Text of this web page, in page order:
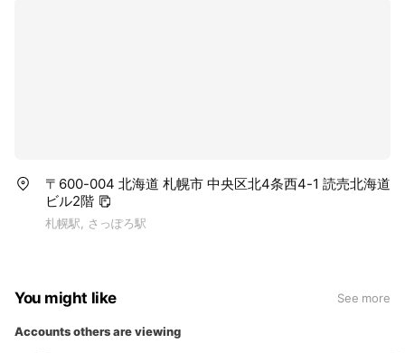
〒600-004 北海道 札幌市 中央区北4条西4-1 読売北海道
ビル2階
札幌駅, さっぽろ駅
You might like See more
Accounts others are viewing